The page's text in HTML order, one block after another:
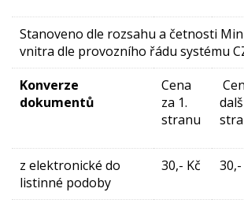
Stanoveno dle rozsahu a četnosti
vnitra dle provozního řádu systému
Konverze
dokumentů
Cena
za 1.
stranu
z elektronické do
listinné podoby
30,- Kč 30,-